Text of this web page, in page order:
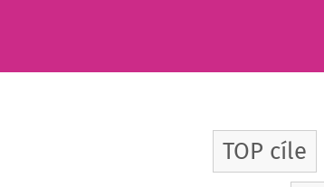
TOP cíle